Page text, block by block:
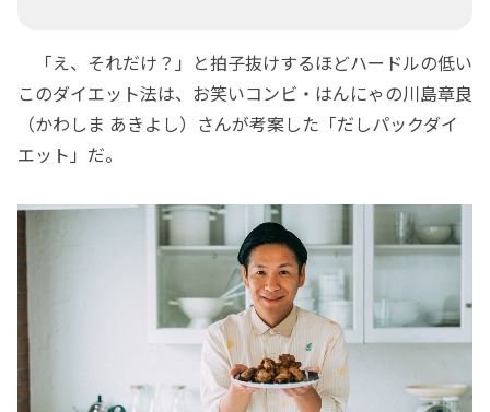
「え、それだけ？」と拍子抜けするほどハードルの低い
このダイエット法は、お笑いコンビ・はんにゃの川島章良
（かわしま あきよし）さんが考案した「だしパックダイ
エット」だ。